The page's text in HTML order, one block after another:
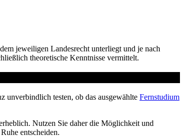
jeweiligen Landesrecht unterliegt und je nach
theoretische Kenntnisse vermittelt.
unverbindlich testen, ob das ausgewählte Fernstudium
Nutzen Sie daher die Möglichkeit und
entscheiden.